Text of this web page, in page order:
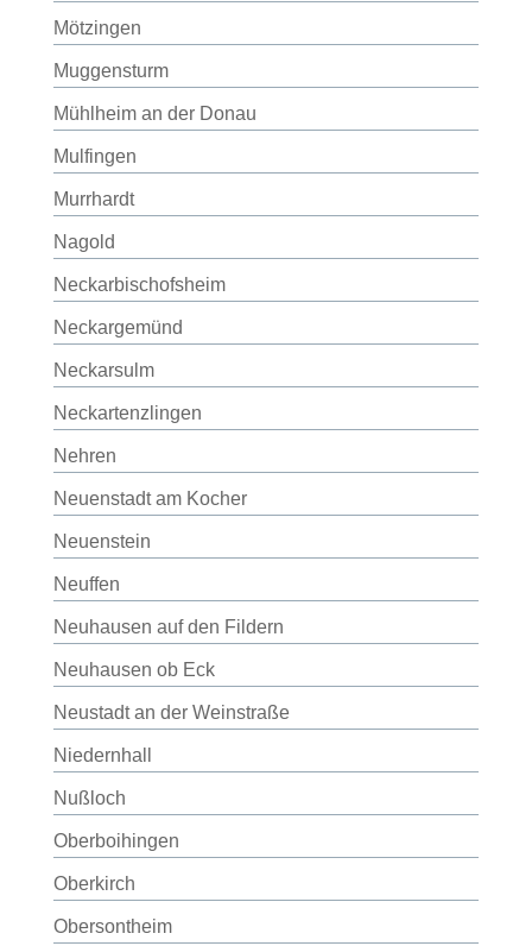
Mötzingen
Muggensturm
Mühlheim an der Donau
Mulfingen
Murrhardt
Nagold
Neckarbischofsheim
Neckargemünd
Neckarsulm
Neckartenzlingen
Nehren
Neuenstadt am Kocher
Neuenstein
Neuffen
Neuhausen auf den Fildern
Neuhausen ob Eck
Neustadt an der Weinstraße
Niedernhall
Nußloch
Oberboihingen
Oberkirch
Obersontheim